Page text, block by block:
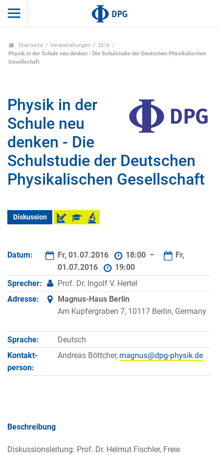
Startseite Veranstaltungen
2016
Physik in der Schule neu denken - Die Schulstudie der Deutschen Physikalischen
Gesellschaft
Physik in der
Schule neu
denken - Die
Schulstudie der Deutschen
Physikalischen Gesellschaft
Diskussion
Datum: Fr, 01.07.2016 18:00 –
Fr,
01.07.2016
19:00
Sprecher:
Prof. Dr. Ingolf V. Hertel
Adresse:
Magnus-Haus Berlin
Am Kupfergraben 7, 10117 Berlin, Germany
Sprache:
Deutsch
Kontakt­
person:
Andreas Böttcher,
Beschreibung
Diskussionsleitung: Prof. Dr. Helmut Fischler, Freie